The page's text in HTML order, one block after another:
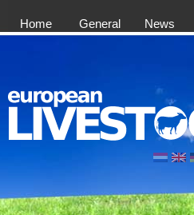
Home General News